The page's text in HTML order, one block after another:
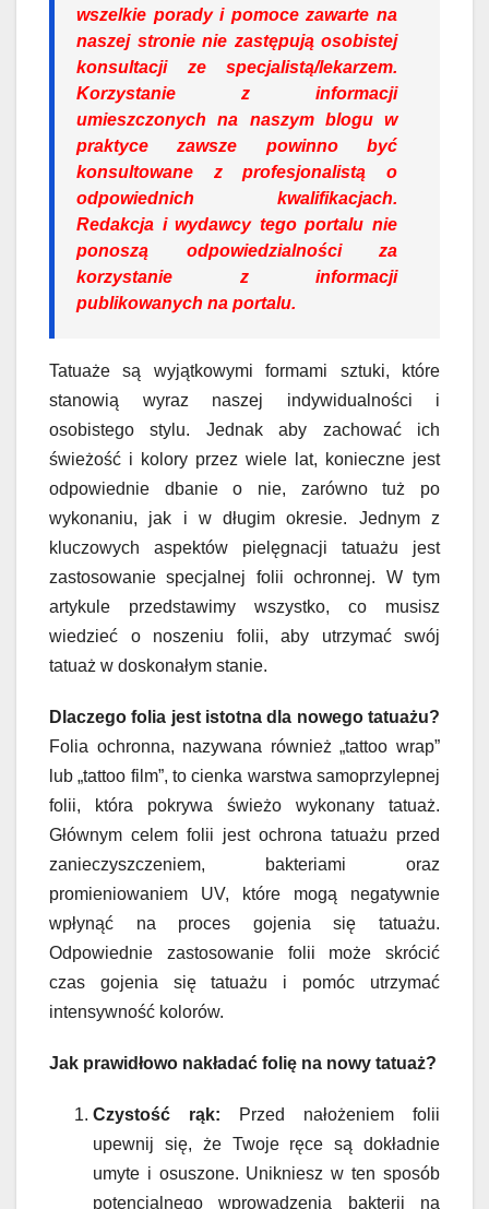
wszelkie porady i pomoce zawarte na
naszej stronie nie zastępują osobistej
konsultacji ze specjalistą/lekarzem.
Korzystanie z informacji
umieszczonych na naszym blogu w
praktyce zawsze powinno być
konsultowane z profesjonalistą o
odpowiednich kwalifikacjach.
Redakcja i wydawcy tego portalu nie
ponoszą odpowiedzialności za
korzystanie z informacji
publikowanych na portalu.
Tatuaże są wyjątkowymi formami sztuki, które
stanowią wyraz naszej indywidualności i
osobistego stylu. Jednak aby zachować ich
świeżość i kolory przez wiele lat, konieczne jest
odpowiednie dbanie o nie, zarówno tuż po
wykonaniu, jak i w długim okresie. Jednym z
kluczowych aspektów pielęgnacji tatuażu jest
zastosowanie specjalnej folii ochronnej. W tym
artykule przedstawimy wszystko, co musisz
wiedzieć o noszeniu folii, aby utrzymać swój
tatuaż w doskonałym stanie.
Dlaczego folia jest istotna dla nowego tatuażu?
Folia ochronna, nazywana również „tattoo wrap”
lub „tattoo film”, to cienka warstwa samoprzylepnej
folii, która pokrywa świeżo wykonany tatuaż.
Głównym celem folii jest ochrona tatuażu przed
zanieczyszczeniem, bakteriami oraz
promieniowaniem UV, które mogą negatywnie
wpłynąć na proces gojenia się tatuażu.
Odpowiednie zastosowanie folii może skrócić
czas gojenia się tatuażu i pomóc utrzymać
intensywność kolorów.
Jak prawidłowo nakładać folię na nowy tatuaż?
Czystość rąk: Przed nałożeniem folii
upewnij się, że Twoje ręce są dokładnie
umyte i osuszone. Unikniesz w ten sposób
potencjalnego wprowadzenia bakterii na